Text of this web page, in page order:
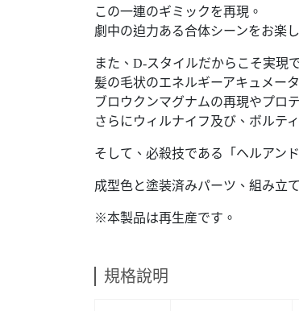
この一連のギミックを再現。
劇中の迫力ある合体シーンをお楽
また、D-スタイルだからこそ実現
髪の毛状のエネルギーアキュメー
ブロウクンマグナムの再現やプロ
さらにウィルナイフ及び、ボルテ
そして、必殺技である「ヘルアン
成型色と塗装済みパーツ、組み立
※本製品は再生産です。
規格說明